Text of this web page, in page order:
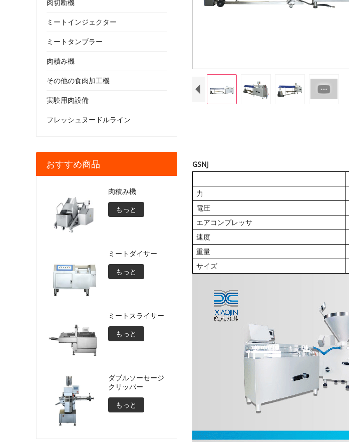
GSNJ
力
電圧
エアコンプレッサ
速度
重量
サイズ
肉切断機
ミートインジェクター
ミートタンブラー
肉積み機
その他の食肉加工機
実験用肉設備
フレッシュヌードルライン
おすすめ商品
肉積み機
もっと
ミートダイサー
もっと
ミートスライサー
もっと
ダブルソーセージ
クリッパー
もっと